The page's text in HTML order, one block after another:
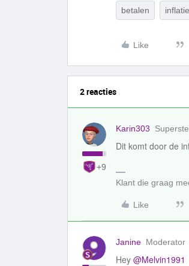
betalen
Like
2 reacties
+9
Karin303
Dit komt door de
Klant die graag
Like
Janine Moderator
Hey @Melvin1991